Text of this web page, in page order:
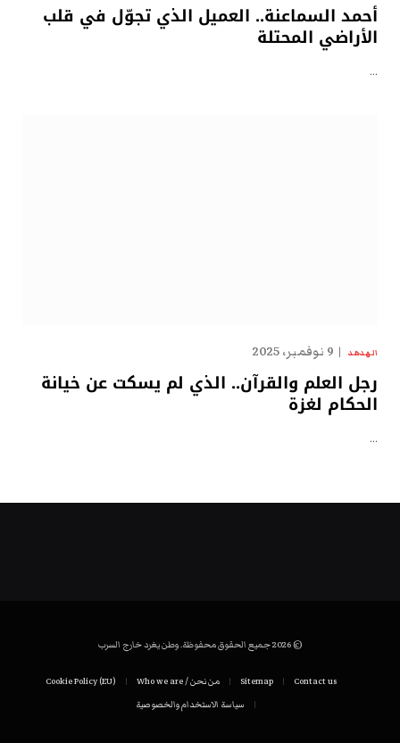
أحمد السماعنة.. العميل الذي تجوّل في قلب
الأراضي المحتلة
…
الهدهد 9 نوفمبر، 2025
رجل العلم والقرآن.. الذي لم يسكت عن خيانة
الحكام لغزة
…
© 2026 جميع الحقوق محفوظة. وطن يغرد خارج السرب
Contact us
Sitemap من نحن / Who we are
Cookie Policy (EU)
سياسة الاستخدام والخصوصية